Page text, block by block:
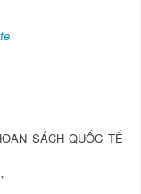
SÁCH QUỐC TẾ